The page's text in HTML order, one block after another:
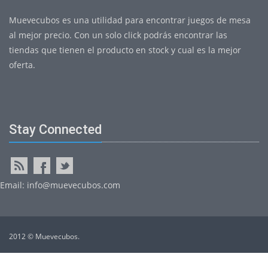
Muevecubos es una utilidad para encontrar juegos de mesa
al mejor precio. Con un solo click podrás encontrar las
tiendas que tienen el producto en stock y cual es la mejor
oferta.
Stay Connected
Email: info@muevecubos.com
2012 © Muevecubos.